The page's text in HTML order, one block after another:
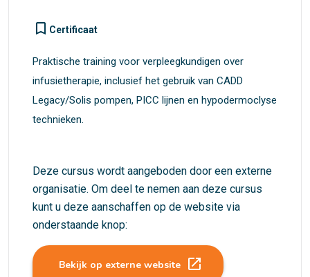
turned_in_not Certificaat
Praktische training voor verpleegkundigen over
infusietherapie, inclusief het gebruik van CADD
Legacy/Solis pompen, PICC lijnen en hypodermoclyse
technieken.
Deze cursus wordt aangeboden door een externe
organisatie. Om deel te nemen aan deze cursus
kunt u deze aanschaffen op de website via
onderstaande knop:
Bekijk op externe website launch